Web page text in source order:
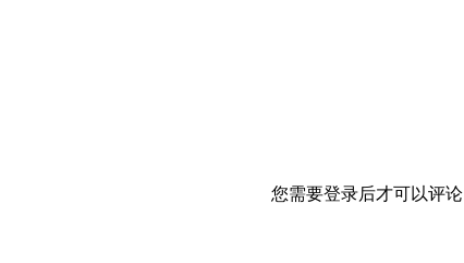
您需要登录后才可以评论